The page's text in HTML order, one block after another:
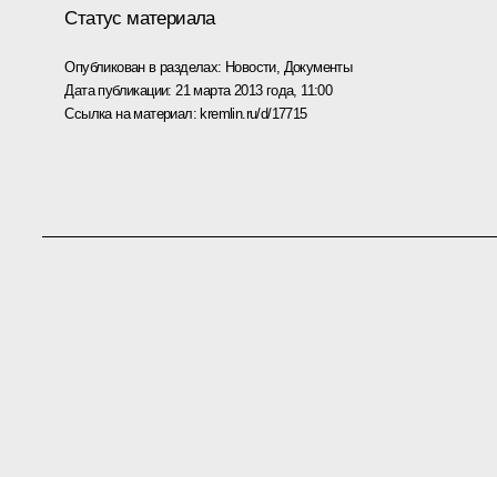
Статус материала
Опубликован в разделах: Новости, Документы
Дата публикации: 21 марта 2013 года, 11:00
Ссылка на материал: kremlin.ru/d/17715